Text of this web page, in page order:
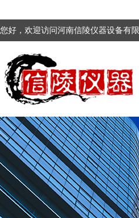
您好，欢迎访问河南信陵仪器设备有限